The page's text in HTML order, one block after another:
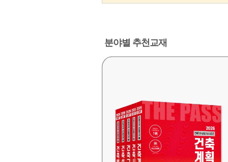
분야별 추천교재